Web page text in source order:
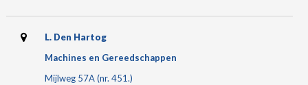
L. Den Hartog
Machines en Gereedschappen
Mijlweg 57A (nr. 451.)